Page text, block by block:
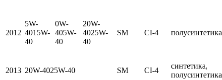
2012
5W-
4015W-
40
0W-
405W-
40
20W-
4025W-
40
SM CI-4 полусинтетика
2013 20W-4025W-40 SM CI-4
синтетика,
полусинтетика